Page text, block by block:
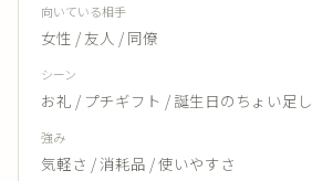
向いている相手
女性 / 友人 / 同僚
シーン
お礼 / プチギフト / 誕生日のちょい足し
強み
気軽さ / 消耗品 / 使いやすさ